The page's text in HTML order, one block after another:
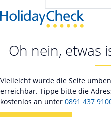
Oh nein, etwas
Vielleicht wurde die Seite
erreichbar. Tippe bitte die
kostenlos an unter 0891 437